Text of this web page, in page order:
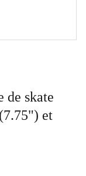
de skate
et